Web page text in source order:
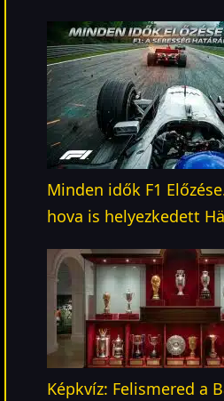
Minden idők F1
hova is helyezkedett
Képkvíz: Felismered a